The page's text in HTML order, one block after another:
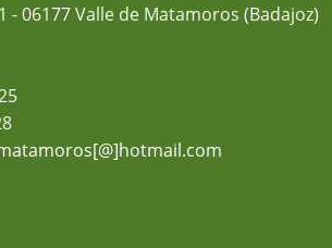
- 06177 Valle de Matamoros (Badajoz)